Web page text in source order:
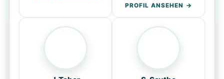
PROFIL ANSEHEN